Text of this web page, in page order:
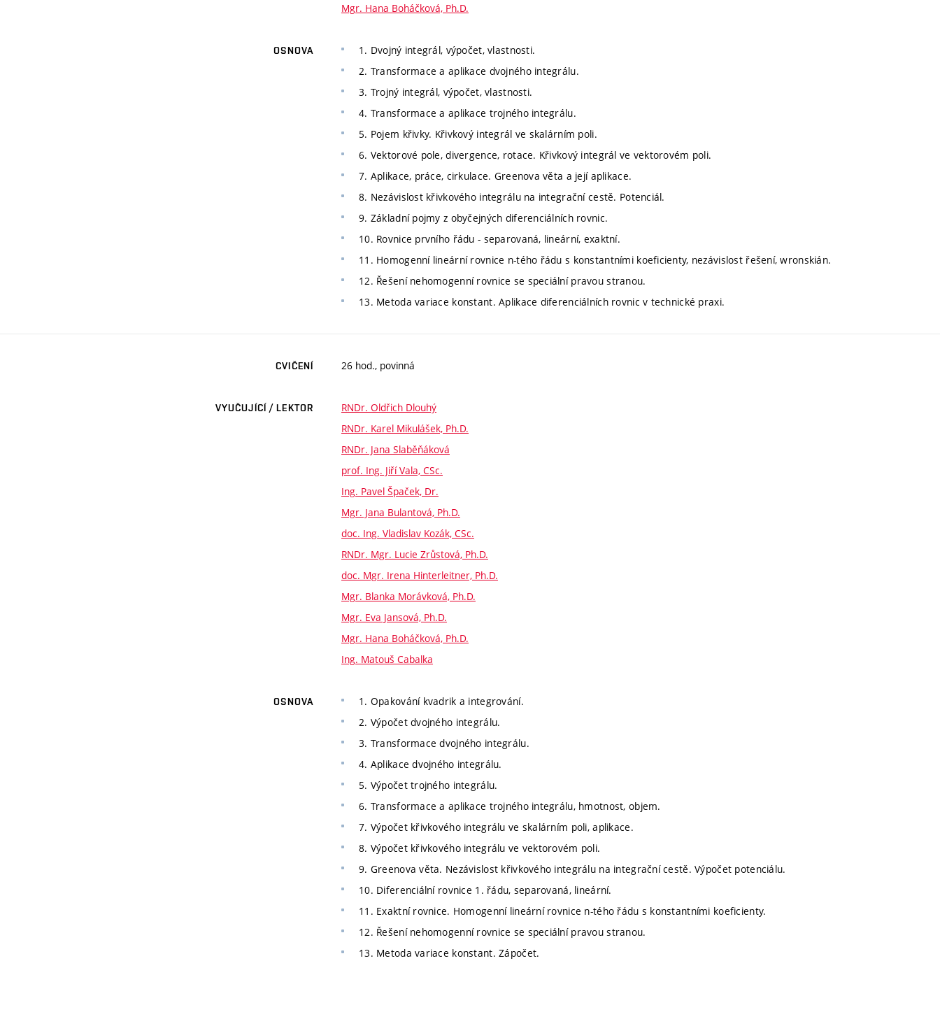
Mgr. Hana Boháčková, Ph.D.
OSNOVA
1. Dvojný integrál, výpočet, vlastnosti.
2. Transformace a aplikace dvojného integrálu.
3. Trojný integrál, výpočet, vlastnosti.
4. Transformace a aplikace trojného integrálu.
5. Pojem křivky. Křivkový integrál ve skalárním poli.
6. Vektorové pole, divergence, rotace. Křivkový integrál ve vektorovém poli.
7. Aplikace, práce, cirkulace. Greenova věta a její aplikace.
8. Nezávislost křivkového integrálu na integrační cestě. Potenciál.
9. Základní pojmy z obyčejných diferenciálních rovnic.
10. Rovnice prvního řádu - separovaná, lineární, exaktní.
11. Homogenní lineární rovnice n-tého řádu s konstantními koeficienty, nezávislost řešení, wronskián.
12. Řešení nehomogenní rovnice se speciální pravou stranou.
13. Metoda variace konstant. Aplikace diferenciálních rovnic v technické praxi.
CVIČENÍ 26 hod., povinná
VYUČUJÍCÍ / LEKTOR
RNDr. Oldřich Dlouhý
RNDr. Karel Mikulášek, Ph.D.
RNDr. Jana Slaběňáková
prof. Ing. Jiří Vala, CSc.
Ing. Pavel Špaček, Dr.
Mgr. Jana Bulantová, Ph.D.
doc. Ing. Vladislav Kozák, CSc.
RNDr. Mgr. Lucie Zrůstová, Ph.D.
doc. Mgr. Irena Hinterleitner, Ph.D.
Mgr. Blanka Morávková, Ph.D.
Mgr. Eva Jansová, Ph.D.
Mgr. Hana Boháčková, Ph.D.
Ing. Matouš Cabalka
OSNOVA
1. Opakování kvadrik a integrování.
2. Výpočet dvojného integrálu.
3. Transformace dvojného integrálu.
4. Aplikace dvojného integrálu.
5. Výpočet trojného integrálu.
6. Transformace a aplikace trojného integrálu, hmotnost, objem.
7. Výpočet křivkového integrálu ve skalárním poli, aplikace.
8. Výpočet křivkového integrálu ve vektorovém poli.
9. Greenova věta. Nezávislost křivkového integrálu na integrační cestě. Výpočet potenciálu.
10. Diferenciální rovnice 1. řádu, separovaná, lineární.
11. Exaktní rovnice. Homogenní lineární rovnice n-tého řádu s konstantními koeficienty.
12. Řešení nehomogenní rovnice se speciální pravou stranou.
13. Metoda variace konstant. Zápočet.